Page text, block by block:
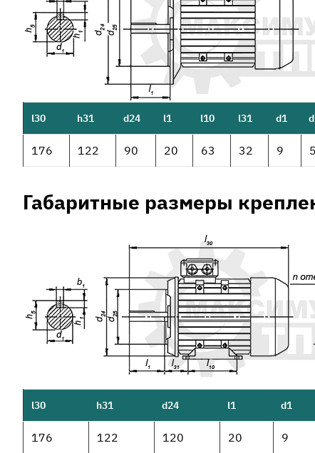
l30 h31 d24 l1 l10 l31 d1
176 122 90 20 63 32 9
Габаритные размеры
l30 h31 d24 l1 d1
176 122 120 20 9